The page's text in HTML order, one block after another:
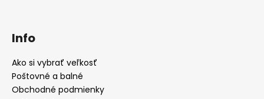
Info
Ako si vybrať veľkosť
Poštovné a balné
Obchodné podmienky